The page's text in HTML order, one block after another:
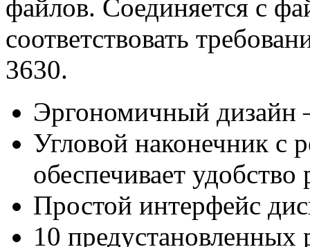
файлов. Соединяется с
соответствовать
3630.
Эргономичный
Угловой наконечник
обеспечивает удобство
Простой интерфейс
10